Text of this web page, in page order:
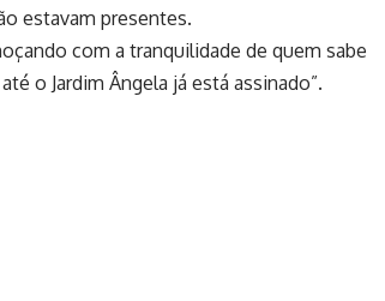
estavam presentes.
com a tranquilidade de quem sabe
o Jardim Ângela já está assinado”.